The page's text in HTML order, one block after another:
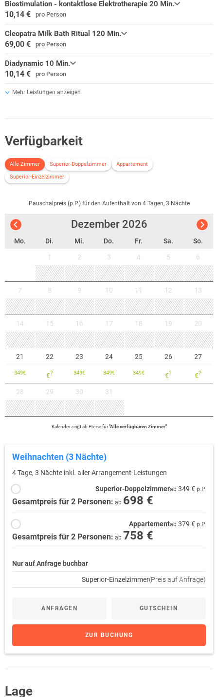
Biostimulation - kontaktlose Elektrotherapie 20 Min.
10,14 € pro Person
Cleopatra Milk Bath Ritual 120 Min.
69,00 € pro Person
Diadynamic 10 Min.
10,14 € pro Person
Mehr Leistungen anzeigen
Verfügbarkeit
Alle Zimmer Superior-Doppelzimmer
Appartement
Superior-Einzelzimmer
Pauschalpreis (p.P.) für den Aufenthalt von 4 Tagen, 3 Nächte
Dezember 2026
Mo. Di. Mi. Do. Fr. Sa. So.
1 2 3 4 5 6
7 8 9 10 11 12 13
14 15 16 17 18 19 20
21
349€
22
€?
23
349€
24
349€
25
349€
26
€?
27
€?
28 29 30 31
Kalender zeigtab Preise für"Alle verfügbaren Zimmer"
Weihnachten (3 Nächte)
4 Tage, 3 Nächte inkl. aller Arrangement-Leistungen
Superior-Doppelzimmerab 349 € p.P.
Gesamtpreis für 2 Personen: ab 698 €
Appartementab 379 € p.P.
Gesamtpreis für 2 Personen: ab 758 €
Nur auf Anfrage buchbar
Superior-Einzelzimmer(Preis auf Anfrage)
ANFRAGEN GUTSCHEIN
ZUR BUCHUNG
Lage